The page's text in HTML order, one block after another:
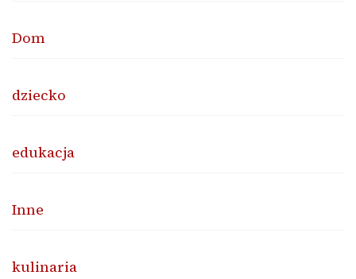
Dom
dziecko
edukacja
Inne
kulinaria